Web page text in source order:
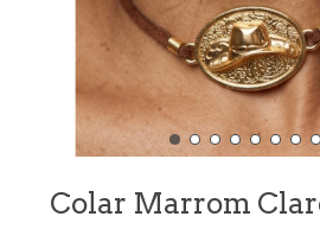
Colar Marrom